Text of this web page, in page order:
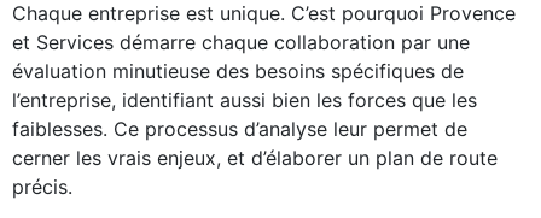
Chaque entreprise est unique. C’est pourquoi Provence
et Services démarre chaque collaboration par une
évaluation minutieuse des besoins spécifiques de
l’entreprise, identifiant aussi bien les forces que les
faiblesses. Ce processus d’analyse leur permet de
cerner les vrais enjeux, et d’élaborer un plan de route
précis.